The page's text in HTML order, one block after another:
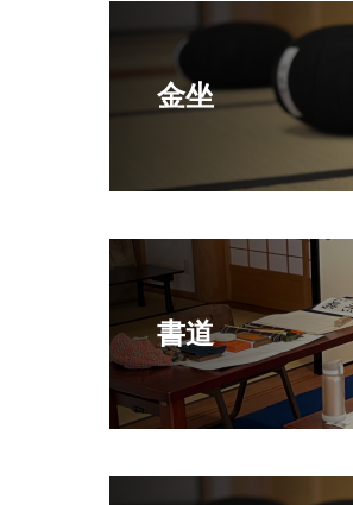
金坐
書道